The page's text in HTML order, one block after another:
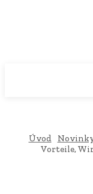
Úvod
Vorteile,